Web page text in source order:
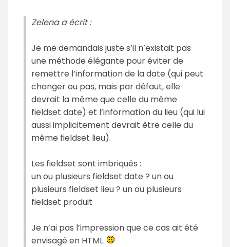
Zelena a écrit :
Je me demandais juste s’il n’existait pas
une méthode élégante pour éviter de
remettre l’information de la date (qui peut
changer ou pas, mais par défaut, elle
devrait la même que celle du même
fieldset date) et l’information du lieu (qui lui
aussi implicitement devrait être celle du
même fieldset lieu).
Les fieldset sont imbriqués :
un ou plusieurs fieldset date ? un ou
plusieurs fieldset lieu ? un ou plusieurs
fieldset produit
Je n’ai pas l’impression que ce cas ait été
envisagé en HTML.